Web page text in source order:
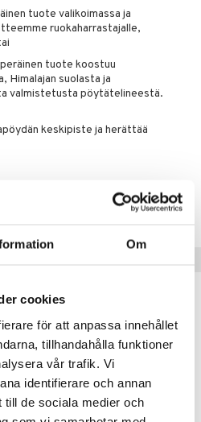
Om
cookies
för att anpassa innehållet
tillhandahålla funktioner
vår trafik. Vi
identifierare och annan
till de sociala medier och
tuote valikoimassa ja
ruokaharrastajalle,
tuote koostuu
Himalajan suolasta ja
valmistetusta pöytätelineestä.
keskipiste ja herättää